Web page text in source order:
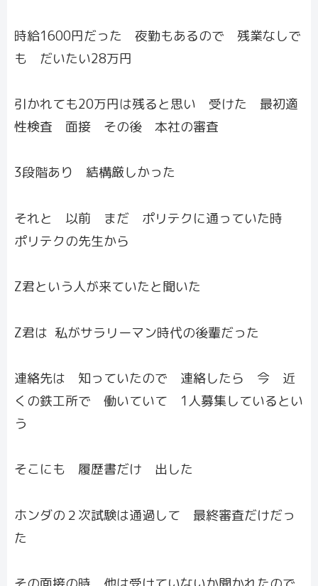
時給1600円だった 夜勤もあるので 残業なしで
も だいたい28万円
引かれても20万円は残ると思い 受けた 最初適
性検査 面接 その後 本社の審査
3段階あり 結構厳しかった
それと 以前 まだ ポリテクに通っていた時
ポリテクの先生から
Z君という人が来ていたと聞いた
Z君は 私がサラリーマン時代の後輩だった
連絡先は 知っていたので 連絡したら 今 近
くの鉄工所で 働いていて 1人募集しているとい
う
そこにも 履歴書だけ 出した
ホンダの２次試験は通過して 最終審査だけだっ
た